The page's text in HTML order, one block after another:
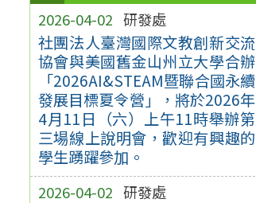
2026-04-02 研發處
社團法人臺灣國際文教創新交流
協會與美國舊金山州立大學合辦
「2026AI&STEAM暨聯合國永續
發展目標夏令營」，將於2026年
4月11日（六）上午11時舉辦第
三場線上說明會，歡迎有興趣的
學生踴躍參加。
2026-04-02 研發處